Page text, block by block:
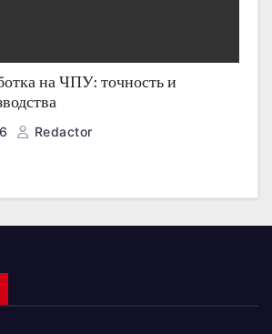
на ЧПУ: точность и
Redactor